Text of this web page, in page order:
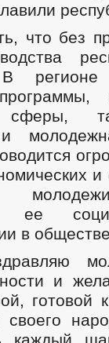
что без
регионе
сферы,
и
ее
в
и